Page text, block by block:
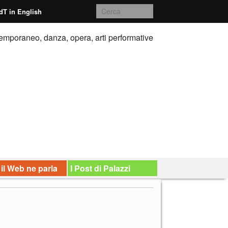
in English
danza, opera, arti performative
Web ne parla I Post di Palazzi